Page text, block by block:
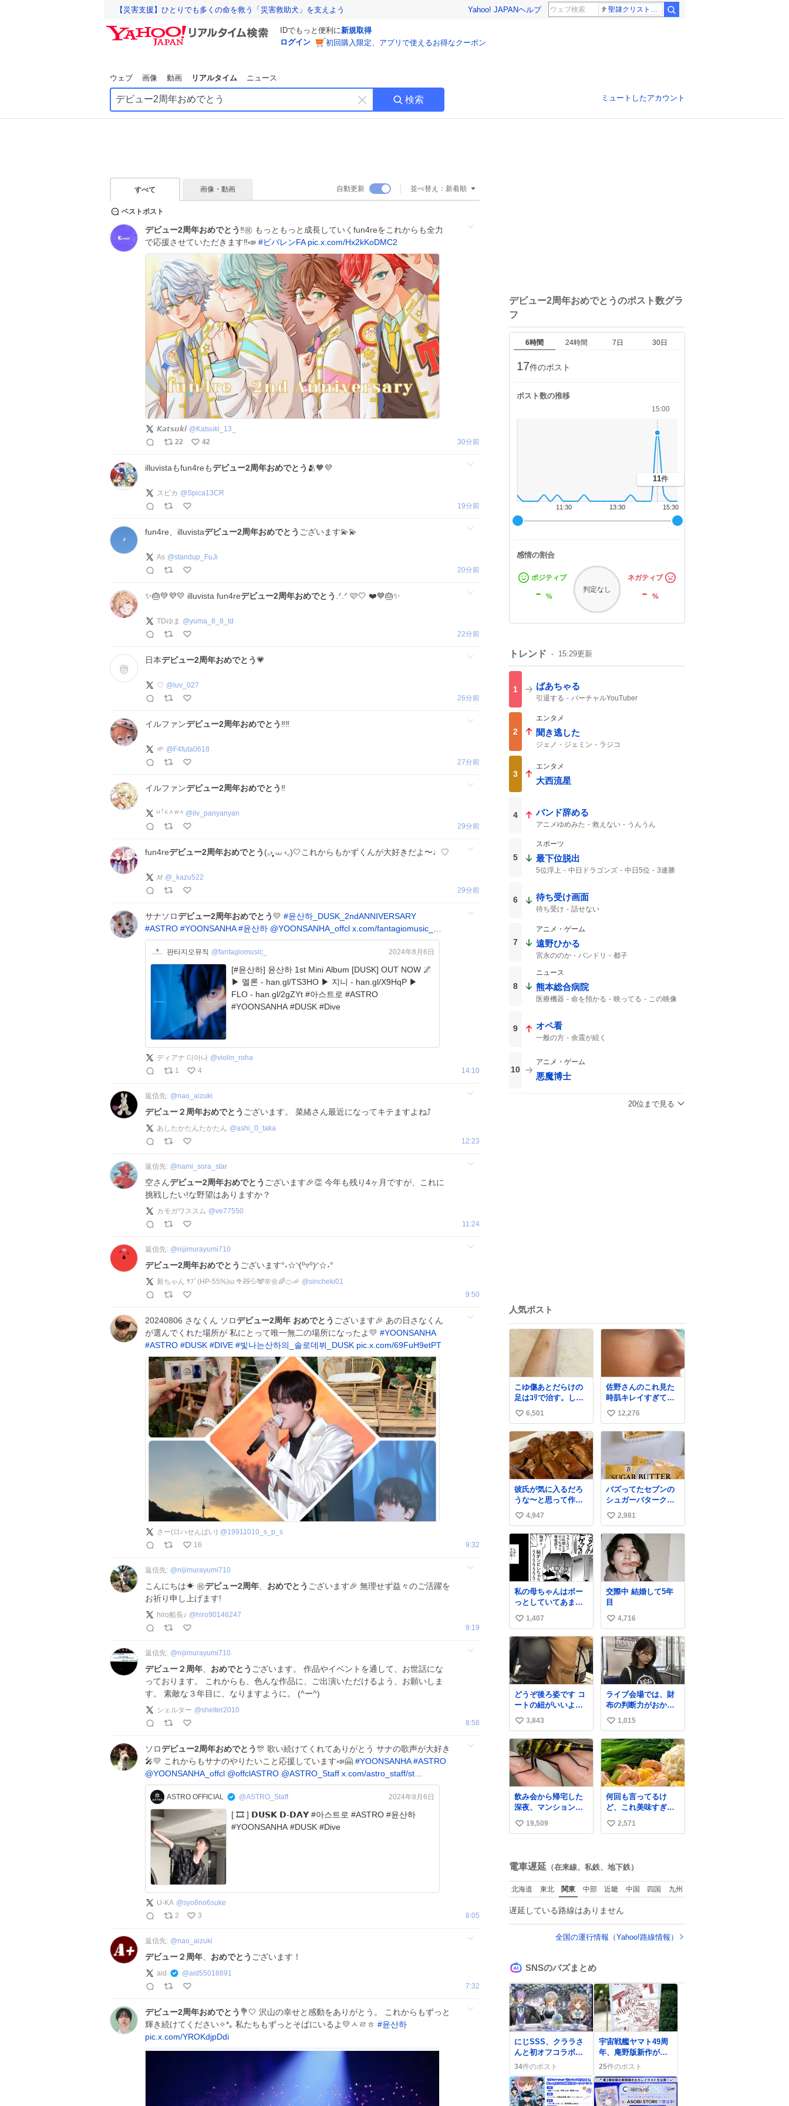
【災害支援】ひとりでも多くの命を救う「災害救助犬」を支えよう Yahoo! JAPANヘルプ 聖隷クリストファー高校
IDでもっと便利に新規取得
ログイン
初回購入限定、アプリで使えるお得なクーポン
ウェブ 画像 動画 リアルタイム ニュース
キ
ー
す
検索 ミュートしたアカウント
すべて 画像・動画 自動更新 並べ替え： 新着順
ベストポスト
デビュー2周年おめでとう ‼️㊗️ もっともっと成長していくfun4reをこれからも全力
で応援させていただきます‼️📣 #ビバレンFA pic.x.com/Hx2kKoDMC2
𝙆𝙖𝙩𝙨𝙪𝙠𝙞 @ Katsuki_13_
22
42 30分前
illuvistaもfun4reもデビュー2周年おめでとう 🫂🧡💜
スピカ @Spica13CR
19分前
fun4re、illuvistaデビュー2周年おめでとう ございます💫💫
As @standup_FuJi
20分前
✨🎂💚💜💛 illuvista fun4reデビュー2周年おめでとう .ᐟ.ᐟ 🩷🤍 ❤️💙🎂✨
TDゆま @yuma_8_8_td
22分前
日本デビュー2周年おめでとう 💗
♡ @ luv_027
26分前
イルファンデビュー2周年おめでとう ‼️‼️
🌱 @ F4futa0618
27分前
イルファンデビュー2周年おめでとう ‼️
ᴴ ꜝ ᴷ ᴬ ᵂ ᴬ @ilv_panyanyan
29分前
fun4reデビュー2周年おめでとう (꜆›̥̥̥ ⩊ ‹꜀)🤍これからもかずくんが大好きだよ〜♩️♡
𝑀 @ _kazu522
29分前
サナソロデビュー2周年おめでとう 💛 #윤산하_DUSK_2ndANNIVERSARY
#ASTRO #YOONSANHA #윤산하 @YOONSANHA_offcl x.com/fantagiomusic_…
판타지오뮤직 @fantagiomusic_ 2024年8月6日
[#윤산하] 윤산하 1st Mini Album [DUSK] OUT NOW 🌌
▶ 멜론 - han.gl/TS3HO ▶ 지니 - han.gl/X9HqP ▶
FLO - han.gl/2gZYt #아스트로 #ASTRO
#YOONSANHA #DUSK #Dive
ディアナ 디아나 @violin_roha
1
4 14:10
返信先: @nao_aizuki
デビュー２周年おめでとう ございます。 菜緒さん最近になってキテますよね⤴️
あしたかたんたかたん @ashi_0_taka
12:23
返信先: @nami_sora_star
空さんデビュー2周年おめでとう ございます🎉👏 今年も残り4ヶ月ですが、これに
挑戦したい!な野望はありますか？
カモガワススム @ve77550
11:24
返信先: @nijimurayumi710
デビュー2周年おめでとう ございます°˖☆◝(⁰▿⁰)◜☆˖°
新ちゃん ｻﾌﾞ(HP-55%)ω 🥦🧸💦🐼🌸🌼🌈🍊🦐 @sincheki01
9:50
20240806 さなくん ソロデビュー2周年 おめでとう ございます🎉 あの日さなくん
が選んでくれた場所が 私にとって唯一無二の場所になったよ💛 #YOONSANHA
#ASTRO #DUSK #DIVE #빛나는산하의_솔로데뷔_DUSK pic.x.com/69FuH9etPT
さー(ロハせんぱい) @19911010_s_p_s
16
9:32
返信先: @nijimurayumi710
こんにちは☀ ㊗️デビュー2周年 おめでとう ございます🎉 無理せず益々のご活躍を
お祈り申し上げます!
hiro船長♪ @ hiro90146247
9:19
返信先: @nijimurayumi710
デビュー２周年 おめでとう ございます。 作品やイベントを通して、お世話にな
っております。 これからも、色んな作品に、ご出演いただけるよう、お願いしま
す。 素敵な３年目に、なりますように。 (^ー^)
シェルター @shelter2010
8:58
ソロデビュー2周年おめでとう 🎊 歌い続けてくれてありがとう サナの歌声が大好き
🎤💛 これからもサナのやりたいこと応援しています📣🤗 #YOONSANHA #ASTRO
@YOONSANHA_offcl @offclASTRO @ASTRO_Staff x.com/astro_staff/st…
ASTRO OFFICIAL @ASTRO_Staff 2024年8月6日
[ 🎞 ] 𝗗𝗨𝗦𝗞 𝗗-𝗗𝗔𝗬 #아스트로 #ASTRO #윤산하
#YOONSANHA #DUSK #Dive
U-KA @syo8no6suke
2
3 8:05
返信先: @nao_aizuki
デビュー２周年 おめでとう ございます！
aid @aid55018891
7:32
デビュー2周年おめでとう 💐🤍 沢山の幸せと感動をありがとう。 これからもずっと
輝き続けてください✧*｡ 私たちもずっとそばにいるよ💛ㅅㄹㅎ #윤산하
pic.x.com/YROKdjpDdi
デビュー2周年おめでとうのポスト数グラ
フ
6時間 24時間 7日 30日
17件のポスト
ポスト数の推移
15:30
13:30
11:30
15:00
11件
感情の割合
ポジティブ
- %
判定なし
ネガティブ
-%
トレンド 15:29更新
1 ばあちゃる
引退する バーチャルYouTuber
2
エンタメ
聞き逃した
ジェノ ジェミン ラジコ
3
エンタメ
大西流星
4 バンド辞める
アニメゆめみた 救えない うんうん
5
スポーツ
最下位脱出
5位浮上 中日ドラゴンズ 中日5位
3連勝
6 待ち受け画面
待ち受け 話せない
7
アニメ・ゲーム
遠野ひかる
宮永ののか バンドリ 都子
8
ニュース
熊本総合病院
医療機器 命を預かる 映ってる この映像
9 オペ看
一般の方 余震が続く
10
アニメ・ゲーム
悪魔博士
20位まで見る
人気ポスト
こゆ傷あとだらけの
足はｺﾘで治す。しか
も白くなる。
い
い
ね
数
6,501
佐野さんのこれ見た
時肌キレイすぎてび
っくりしたし、やは
りアイドルって体型･
肌管理すごすぎる
い
い
ね
12,276
彼氏が気に入るだろ
うな〜と思って作っ
たら想像の何倍も美
味しい美味しい言っ
てくれて嬉しい
い
い
ね
数
4,947
バズってたセブンの
シュガーバタークレ
ープうますぎて
7NOWで買い溜め🛒
💭
い
い
ね
数
2,981
私の母ちゃんはボー
っとしていてあまり
細かい事を気にしま
せん。優秀な人の多
い現代の価値観から
見ると、あまり優秀
な母親ではないかも
しれません。でも、
だからこそ、私はそ
ういう母親が大好き
です。今も昔もすご
くリラックスしま
す。「優秀」と「良
い」は別なんですよ
ね。 1/2
い
い
数
1,407
交際中 結婚して5年
目
い
い
ね
数
4,716
どうぞ後ろ姿です コ
ートの紐がいいよ
ね…そして腰が細い
い
い
ね
数
3,843
ライブ会場では、財
布の判断力がおかし
くなる。
い
い
ね
数
1,015
飲み会から帰宅した
深夜、マンションの
廊下にいらっしゃっ
たオニヤンマ様 まさ
ておらず大興奮して
おります かっこよす
ぎる 指を差し伸べる
と乗ってきてくれた
帰宅しましたが、飛
ばないということは
弱っていらっしゃる
い
数
19,509
何回も言ってるけ
ど、これ美味すぎん
の！！！低カロリー
で満足感エグいから
い
数
2,571
電車遅延 （在来線、私鉄、地下鉄）
北海道 東北 関東 中部 近畿 中国 四国 九州
遅延している路線はありません
全国の運行情報（Yahoo!路線情報）
SNSのバズまとめ
にじSSS、クララさ
んと初オフコラボお
茶会配信にファン歓
喜「感謝」
34件のポスト
宇宙戦艦ヤマト49周
年、庵野版新作が進
行中でファン歓喜、
音声4Kリマスターや
新CGも披露
25件のポスト